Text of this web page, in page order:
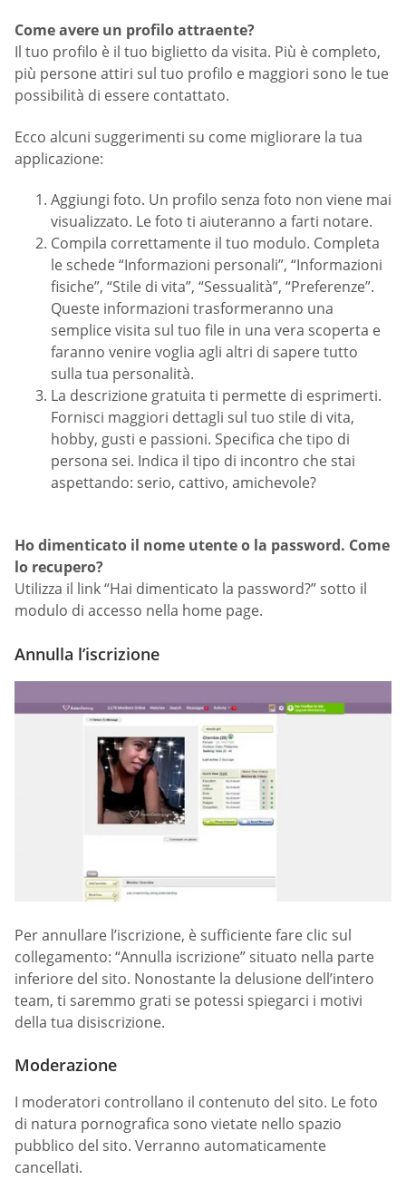
Come avere un profilo attraente?
Il tuo profilo è il tuo biglietto da visita. Più è completo,
più persone attiri sul tuo profilo e maggiori sono le tue
possibilità di essere contattato.
Ecco alcuni suggerimenti su come migliorare la tua
applicazione:
Aggiungi foto. Un profilo senza foto non viene mai
visualizzato. Le foto ti aiuteranno a farti notare.
Compila correttamente il tuo modulo. Completa
le schede “Informazioni personali”, “Informazioni
fisiche”, “Stile di vita”, “Sessualità”, “Preferenze”.
Queste informazioni trasformeranno una
semplice visita sul tuo file in una vera scoperta e
faranno venire voglia agli altri di sapere tutto
sulla tua personalità.
La descrizione gratuita ti permette di esprimerti.
Fornisci maggiori dettagli sul tuo stile di vita,
hobby, gusti e passioni. Specifica che tipo di
persona sei. Indica il tipo di incontro che stai
aspettando: serio, cattivo, amichevole?
Ho dimenticato il nome utente o la password. Come
lo recupero?
Utilizza il link “Hai dimenticato la password?” sotto il
modulo di accesso nella home page.
Annulla l’iscrizione
Per annullare l’iscrizione, è sufficiente fare clic sul
collegamento: “Annulla iscrizione” situato nella parte
inferiore del sito. Nonostante la delusione dell’intero
team, ti saremmo grati se potessi spiegarci i motivi
della tua disiscrizione.
Moderazione
I moderatori controllano il contenuto del sito. Le foto
di natura pornografica sono vietate nello spazio
pubblico del sito. Verranno automaticamente
cancellati.